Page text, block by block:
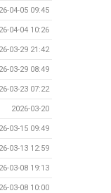
04-05 09:45
04-04 10:26
03-29 21:42
03-29 08:49
03-23 07:22
2026-03-20
03-15 09:49
03-13 12:59
03-08 19:13
03-08 10:00